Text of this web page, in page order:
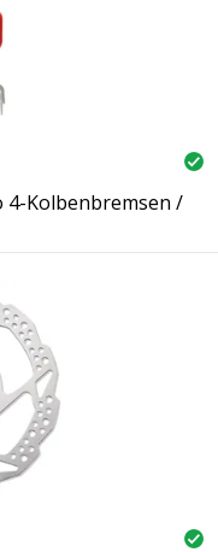
4-Kolbenbremsen /